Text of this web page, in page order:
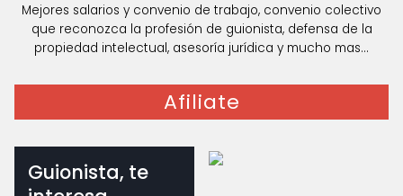
Mejores salarios y convenio de trabajo, convenio colectivo
que reconozca la profesión de guionista, defensa de la
propiedad intelectual, asesoría jurídica y mucho mas...
Afiliate
Guionista, te